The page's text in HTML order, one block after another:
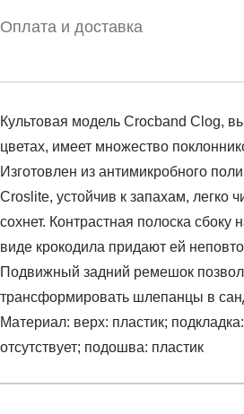
Оплата и доставка
Культовая модель Crocband Clog,
цветах, имеет множество
Изготовлен из антимикробного
Croslite, устойчив к запахам, легко
сохнет. Контрастная полоска
виде крокодила придают ей
Подвижный задний ремешок
трансформировать шлепанцы в
Материал: верх: пластик; подкладка:
отсутствует; подошва: пластик